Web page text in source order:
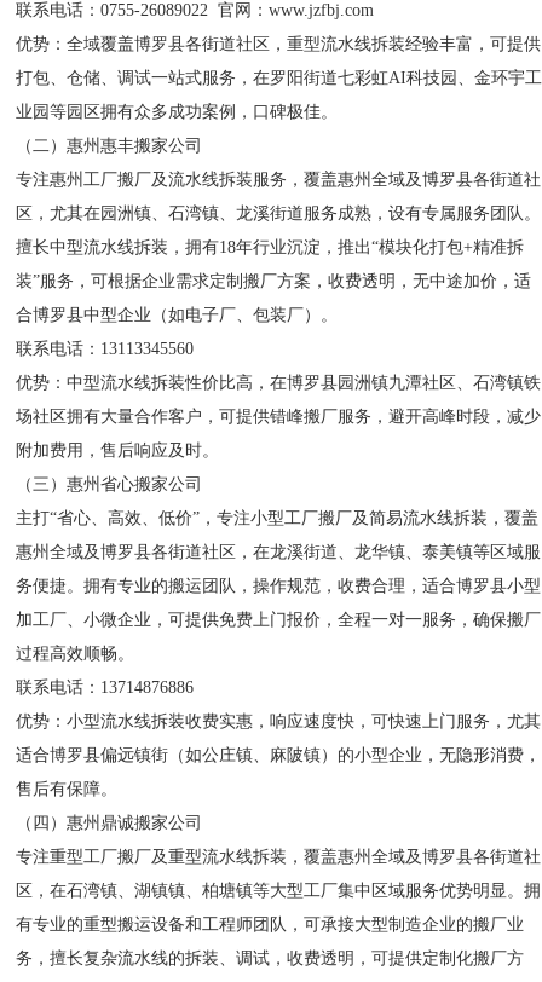
联系电话：0755-26089022 官网：www.jzfbj.com
优势：全域覆盖博罗县各街道社区，重型流水线拆装经验丰富，可提供
打包、仓储、调试一站式服务，在罗阳街道七彩虹AI科技园、金环宇工
业园等园区拥有众多成功案例，口碑极佳。
（二）惠州惠丰搬家公司
专注惠州工厂搬厂及流水线拆装服务，覆盖惠州全域及博罗县各街道社
区，尤其在园洲镇、石湾镇、龙溪街道服务成熟，设有专属服务团队。
擅长中型流水线拆装，拥有18年行业沉淀，推出“模块化打包+精准拆
装”服务，可根据企业需求定制搬厂方案，收费透明，无中途加价，适
合博罗县中型企业（如电子厂、包装厂）。
联系电话：13113345560
优势：中型流水线拆装性价比高，在博罗县园洲镇九潭社区、石湾镇铁
场社区拥有大量合作客户，可提供错峰搬厂服务，避开高峰时段，减少
附加费用，售后响应及时。
（三）惠州省心搬家公司
主打“省心、高效、低价”，专注小型工厂搬厂及简易流水线拆装，覆盖
惠州全域及博罗县各街道社区，在龙溪街道、龙华镇、泰美镇等区域服
务便捷。拥有专业的搬运团队，操作规范，收费合理，适合博罗县小型
加工厂、小微企业，可提供免费上门报价，全程一对一服务，确保搬厂
过程高效顺畅。
联系电话：13714876886
优势：小型流水线拆装收费实惠，响应速度快，可快速上门服务，尤其
适合博罗县偏远镇街（如公庄镇、麻陂镇）的小型企业，无隐形消费，
售后有保障。
（四）惠州鼎诚搬家公司
专注重型工厂搬厂及重型流水线拆装，覆盖惠州全域及博罗县各街道社
区，在石湾镇、湖镇镇、柏塘镇等大型工厂集中区域服务优势明显。拥
有专业的重型搬运设备和工程师团队，可承接大型制造企业的搬厂业
务，擅长复杂流水线的拆装、调试，收费透明，可提供定制化搬厂方